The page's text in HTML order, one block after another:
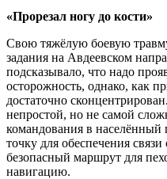
«Прорезал ногу до кости»
Свою тяжёлую боевую
задания на Авдеевском
подсказывало, что надо
осторожность, однако, как
достаточно
непростой, но не самой
командования в населённый
точку для обеспечения
безопасный маршрут для
навигацию.